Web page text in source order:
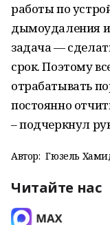
работы по
дымоудаления
задача —
срок. Поэтому
отрабатывать
постоянно
– подчеркнул
Автор: Гюзель
Читайте нас